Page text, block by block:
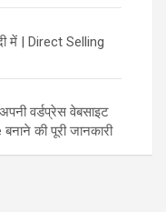
में | Direct Selling
वर्डप्रेस वेबसाइट
की पूरी जानकारी